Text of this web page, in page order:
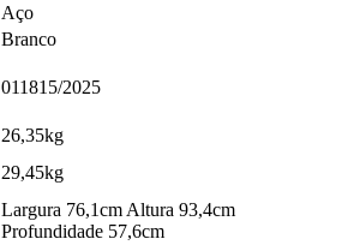
Aço
Branco
011815/2025
26,35kg
29,45kg
Largura 76,1cm Altura 93,4cm
Profundidade 57,6cm